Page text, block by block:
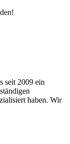
seit 2009 ein
haben. Wir